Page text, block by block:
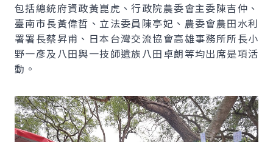
包括總統府資政黃崑虎、行政院農委會主委陳吉仲、
臺南市長黃偉哲、立法委員陳亭妃、農委會農田水利
署署長蔡昇甫、日本台灣交流協會高雄事務所所長小
野一彥及八田與一技師遺族八田卓朗等均出席是項活
動。